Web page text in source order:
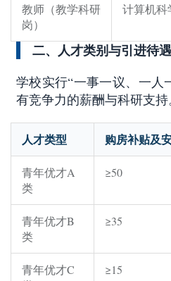
教师（教学科研
岗）
计算机科
二、人才类别与引进待遇
学校实行“一事一议、一人
有竞争力的薪酬与科研支持
人才类型 购房补贴及
青年优才A
类
≥50
青年优才B
类
≥35
青年优才C
≥15